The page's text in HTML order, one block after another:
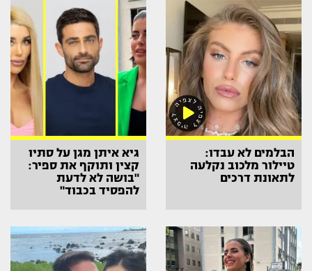
הבלמים לא עבדו:
טיילור מלכוב נקלעה
לתאונת דרכים
גיא איתן מגן על סתיו
קצין ותוקף את ספיר:
"בושה לא לדעת
להפסיד בכבוד"